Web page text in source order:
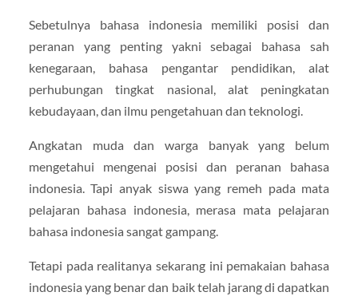
Sebetulnya bahasa indonesia memiliki posisi dan
peranan yang penting yakni sebagai bahasa sah
kenegaraan, bahasa pengantar pendidikan, alat
perhubungan tingkat nasional, alat peningkatan
kebudayaan, dan ilmu pengetahuan dan teknologi.
Angkatan muda dan warga banyak yang belum
mengetahui mengenai posisi dan peranan bahasa
indonesia. Tapi anyak siswa yang remeh pada mata
pelajaran bahasa indonesia, merasa mata pelajaran
bahasa indonesia sangat gampang.
Tetapi pada realitanya sekarang ini pemakaian bahasa
indonesia yang benar dan baik telah jarang di dapatkan